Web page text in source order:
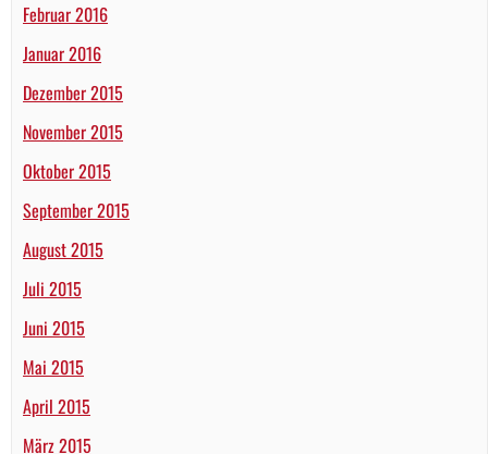
Februar 2016
Januar 2016
Dezember 2015
November 2015
Oktober 2015
September 2015
August 2015
Juli 2015
Juni 2015
Mai 2015
April 2015
März 2015